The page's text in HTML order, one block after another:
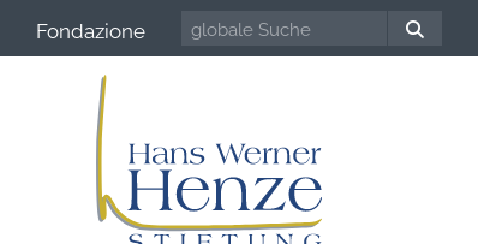
Fondazione